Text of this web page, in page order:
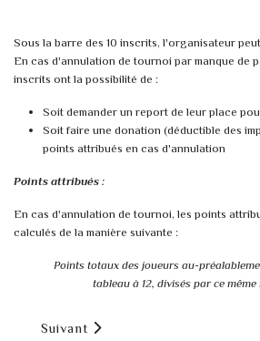
Sous la barre des 10 inscrits, l'organisateur
En cas d'annulation de tournoi par manque de
inscrits ont la possibilité de :
Soit demander un report de leur place
Soit faire une donation (déductible des
points attribués en cas d'annulation
Points attribués :
En cas d'annulation de tournoi, les points
calculés de la manière suivante :
Points totaux des joueurs au-
tableau à 12, divisés par ce
Article suivant : Urban Trail -
Suivant